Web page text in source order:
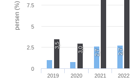
persen (%)
2,7
2,7
3,5
3,0
2019 2020 2021 2022
0
2.5
5
7.5